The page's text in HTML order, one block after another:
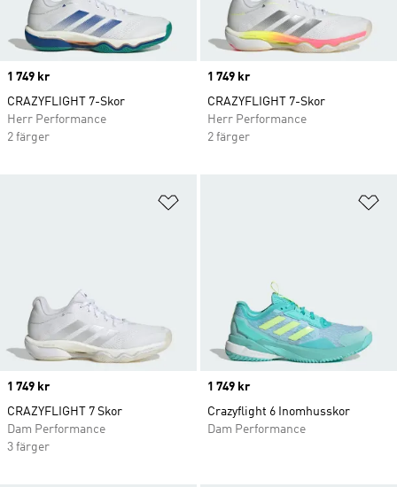
Price
1 749 kr
CRAZYFLIGHT 7-Skor
Herr Performance
2 färger
Price
1 749 kr
CRAZYFLIGHT 7-Skor
Herr Performance
2 färger
Price
1 749 kr
CRAZYFLIGHT 7 Skor
Dam Performance
3 färger
Price
1 749 kr
Crazyflight 6 Inomhusskor
Dam Performance